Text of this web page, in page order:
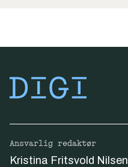
Ansvarlig redaktør
Kristina Fritsvold Nilsen